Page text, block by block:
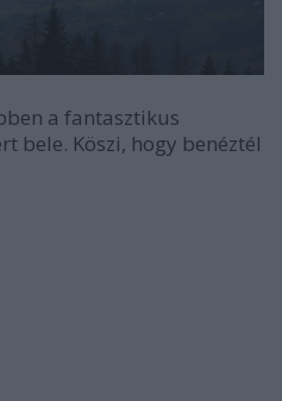
a fantasztikus
bele. Köszi, hogy benéztél